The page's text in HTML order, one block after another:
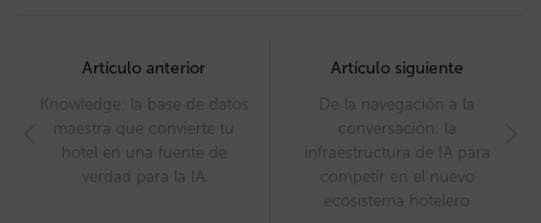
navigation
Artículo anterior
Knowledge: la base de datos
maestra que convierte tu
hotel en una fuente de
verdad para la IA
Artículo siguiente
De la navegación a la
conversación: la
infraestructura de IA para
competir en el nuevo
ecosistema hotelero